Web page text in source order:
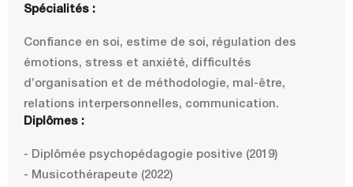
Spécialités :
Confiance en soi, estime de soi, régulation des
émotions, stress et anxiété, difficultés
d’organisation et de méthodologie, mal-être,
relations interpersonnelles, communication.
Diplômes :
- Diplômée psychopédagogie positive (2019)
- Musicothérapeute (2022)